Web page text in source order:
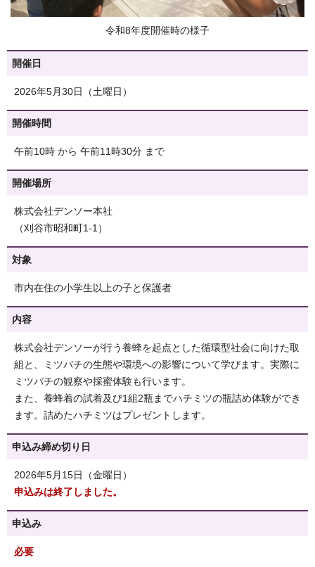
令和8年度開催時の様子
開催日
2026年5月30日（土曜日）
開催時間
午前10時 から 午前11時30分 まで
開催場所
株式会社デンソー本社
（刈谷市昭和町1-1）
対象
市内在住の小学生以上の子と保護者
内容
株式会社デンソーが行う養蜂を起点とした循環型社会に向けた取
組と、ミツバチの生態や環境への影響について学びます。実際に
ミツバチの観察や採蜜体験も行います。
また、養蜂着の試着及び1組2瓶までハチミツの瓶詰め体験ができ
ます。詰めたハチミツはプレゼントします。
申込み締め切り日
2026年5月15日（金曜日）
申込みは終了しました。
申込み
必要